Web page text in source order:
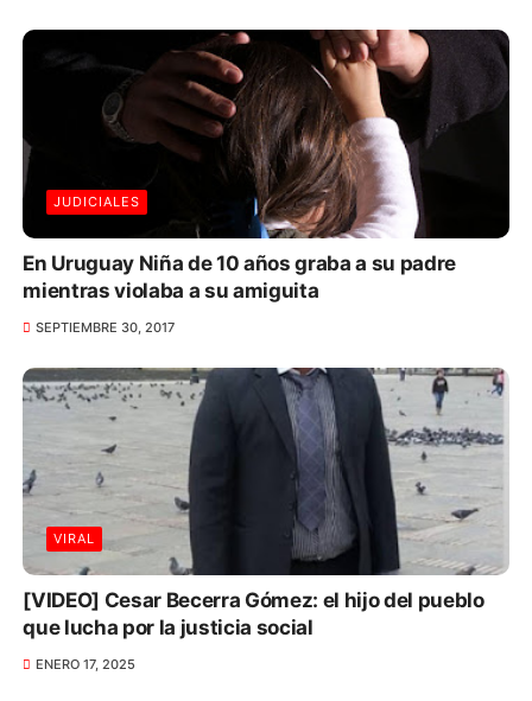
JUDICIALES
En Uruguay Niña de 10 años graba a su padre
mientras violaba a su amiguita
SEPTIEMBRE 30, 2017
VIRAL
[VIDEO] Cesar Becerra Gómez: el hijo del pueblo
que lucha por la justicia social
ENERO 17, 2025